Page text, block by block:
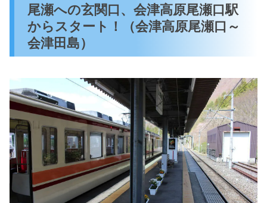
尾瀬への玄関口、会津高原尾瀬口駅
からスタート！（会津高原尾瀬口～
会津田島）